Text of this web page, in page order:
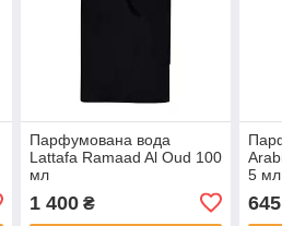
Парфумована вода
Lattafa Ramaad Al Oud 100
мл
1 400₴
5 мл
645